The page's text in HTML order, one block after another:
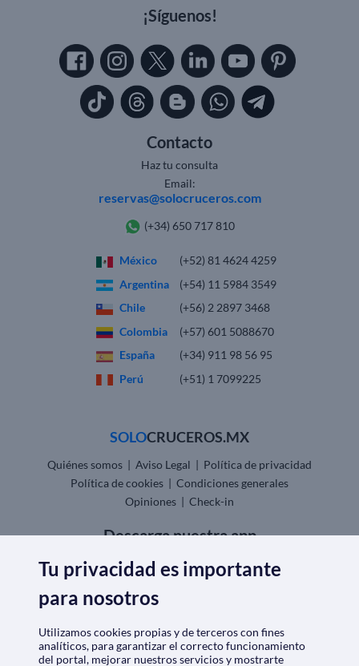
¡Síguenos!
Contacto
Haz tu consulta
Email:
reservas@solocruceros.com
(+34) 650 717 810
México
(+52) 81 4624 4259
Argentina
(+54) 11 5984 3549
Chile
(+56) 2 2897 3468
Colombia
(+57) 601 5088670
España
(+34) 911 98 56 95
Perú
(+51) 1 7099225
SOLOCRUCEROS.MX
Quiénes somos | Aviso Legal | Política de privacidad
Política de cookies | Condiciones generales
Opiniones | Check-in
Descarga nuestra app
Nos acreditan
Tu privacidad es importante
para nosotros
Utilizamos cookies propias y de terceros con fines
analíticos, para garantizar el correcto funcionamiento
del portal, mejorar nuestros servicios y mostrarte